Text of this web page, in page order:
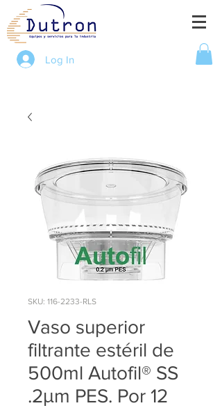
Log In
SKU: 116-2233-RLS
Vaso superior
filtrante estéril de
500ml Autofil® SS
.2μm PES. Por 12